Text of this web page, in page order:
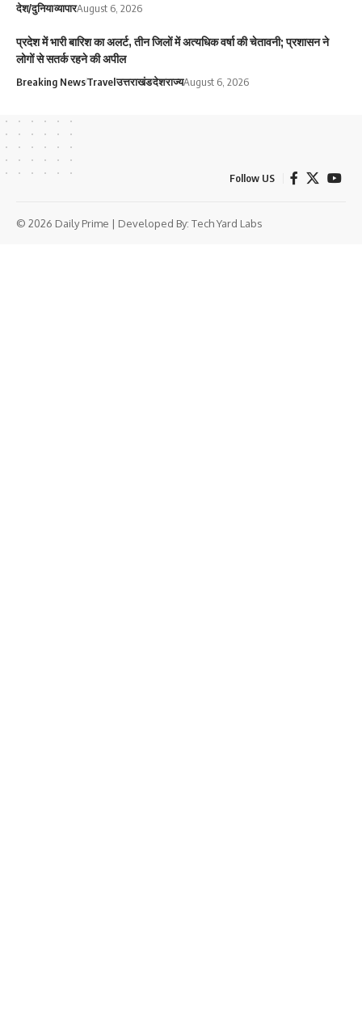
देश/दुनियाव्यापारAugust 6, 2026
प्रदेश में भारी बारिश का अलर्ट, तीन जिलों में अत्यधिक वर्षा की चेतावनी; प्रशासन ने
लोगों से सतर्क रहने की अपील
Breaking NewsTravelउत्तराखंडदेशराज्यAugust 6, 2026
Follow US
© 2026 Daily Prime | Developed By: Tech Yard Labs